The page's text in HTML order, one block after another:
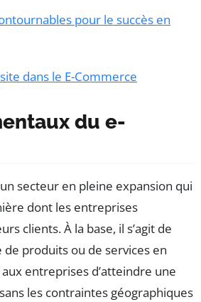
pour le succès en
dans le E-Commerce
du e-
secteur en pleine expansion qui
dont les entreprises
clients. À la base, il s’agit de
de produits ou de services en
entreprises d’atteindre une
les contraintes géographiques